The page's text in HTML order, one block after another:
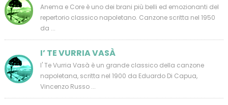
Anema e Core è uno dei brani più belli ed emozionanti del
repertorio classico napoletano. Canzone scritta nel 1950
da ...
I’ TE VURRIA VASÀ
I' Te Vurria Vasà è un grande classico della canzone
napoletana, scritta nel 1900 da Eduardo Di Capua,
Vincenzo Russo ...